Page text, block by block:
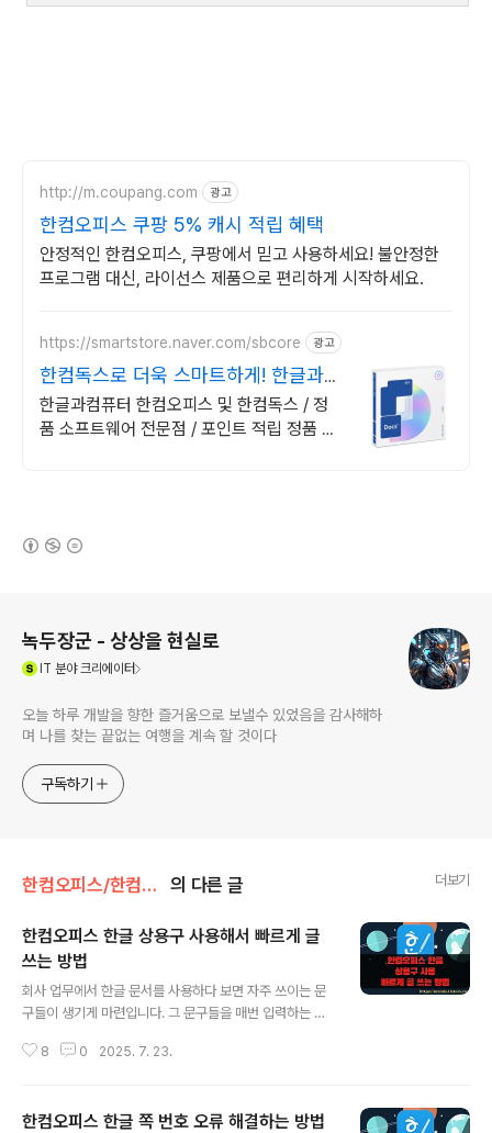
http://m.coupang.com 광고
한컴오피스 쿠팡 5% 캐시 적립 혜택
안정적인 한컴오피스, 쿠팡에서 믿고 사용하세요! 불안정한
프로그램 대신, 라이선스 제품으로 편리하게 시작하세요.
https://smartstore.naver.com/sbcore 광고
한컴독스로 더욱 스마트하게! 한글과컴
퓨터 정품 인증점
한글과컴퓨터 한컴오피스 및 한컴독스 / 정
품 소프트웨어 전문점 / 포인트 적립 정품 소
녹두장군 - 상상을 현실로
IT 분야 크리에이터
오늘 하루 개발을 향한 즐거움으로 보낼수 있었음을 감사해하
며 나를 찾는 끝없는 여행을 계속 할 것이다
구독하기
한컴오피스/한컴오피스(한글) 의 다른 글 더보기
한컴오피스 한글 상용구 사용해서 빠르게 글
쓰는 방법
회사 업무에서 한글 문서를 사용하다 보면 자주 쓰이는 문
구들이 생기게 마련입니다. 그 문구들을 매번 입력하는 것
업 능률을 높여 보세요. 긴 상용구에 준말을 지정하고 문서
로 등록이 가능합니다. 주로 회사 로고나 직인, 워터마크 등
8 0 2025. 7. 23.
한컴오피스 한글 쪽 번호 오류 해결하는 방법